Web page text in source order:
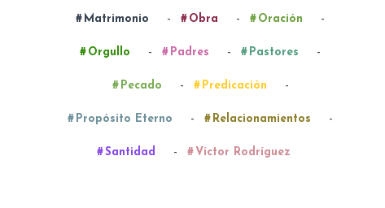
Matrimonio - Obra - Oración -
Orgullo - Padres - Pastores -
Pecado - Predicación -
Propósito Eterno - Relacionamientos -
Santidad - Víctor Rodríguez